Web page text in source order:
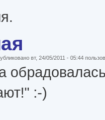
вт, 24/05/2011 - 05:44
:-)